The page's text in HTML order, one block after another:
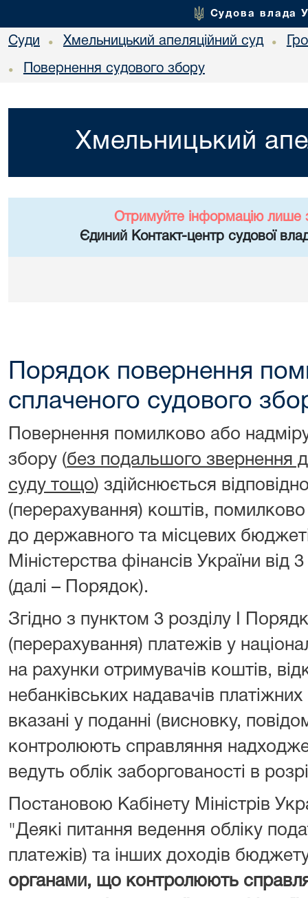
Судова влада
Суди • Хмельницький апеляційний суд •
• Повернення судового збору
Хмельницький
Отримуйте інформацію лише
Єдиний Контакт-центр судової
Порядок повернення
сплаченого судового
Повернення помилково або
збору (без подальшого звернення
суду тощо) здійснюється
(перерахування) коштів,
до державного та місцевих
Міністерства фінансів України
(далі – Порядок).
Згідно з пунктом 3 розділу I
(перерахування) платежів у
на рахунки отримувачів коштів,
небанківських надавачів
вказані у поданні (висновку,
контролюють справляння
ведуть облік заборгованості в
Постановою Кабінету Міністрів
"Деякі питання ведення обліку
платежів) та інших доходів
органами, що контролюють